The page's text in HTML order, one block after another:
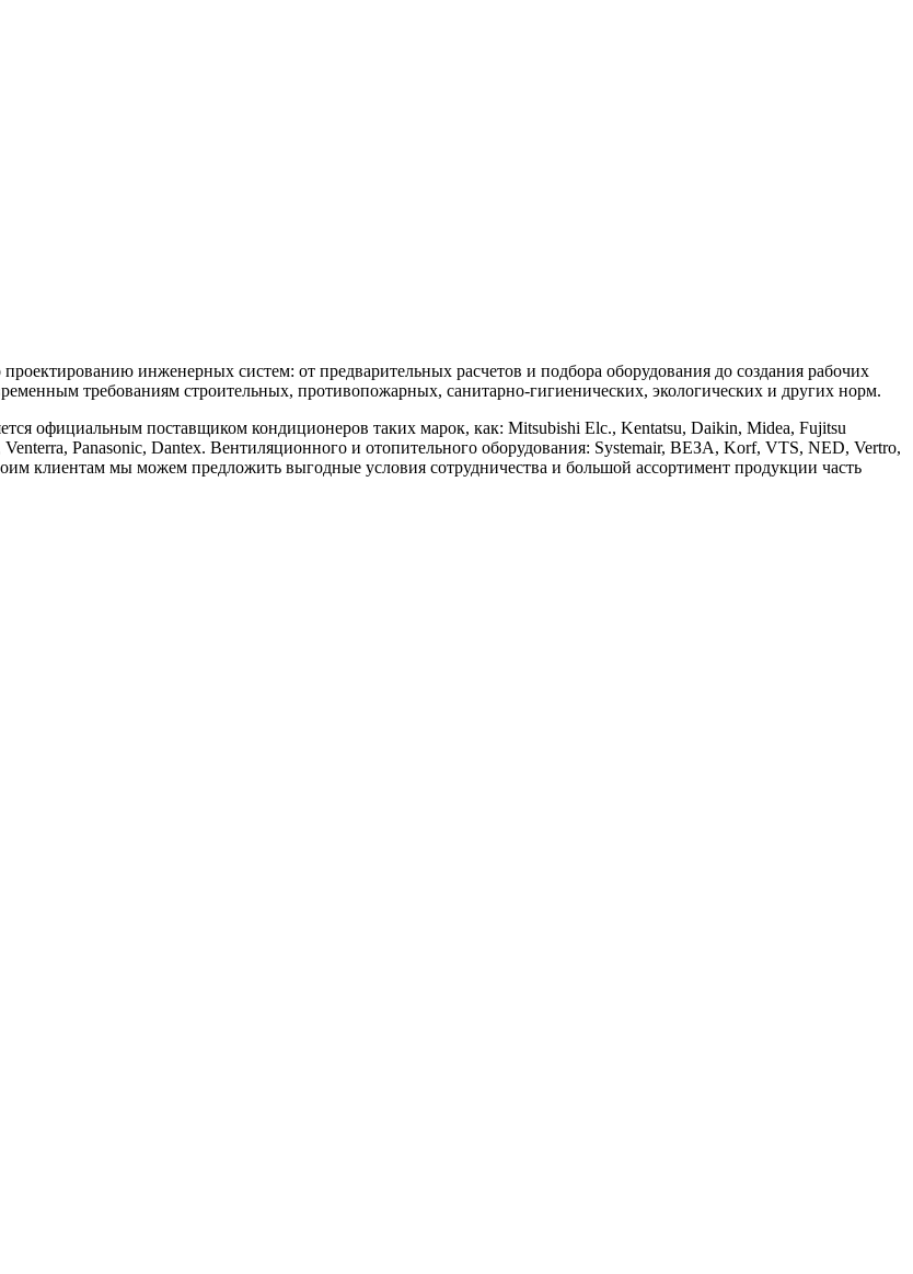
инженерных систем: от предварительных расчетов и подбора оборудования до создания рабочих
требованиям строительных, противопожарных, санитарно-гигиенических, экологических и других норм.
официальным поставщиком кондиционеров таких марок, как: Mitsubishi Elc., Kentatsu, Daikin, Midea, Fujitsu
Panasonic, Dantex. Вентиляционного и отопительного оборудования: Systemair, ВЕЗА, Korf, VTS, NED, Vertro,
клиентам мы можем предложить выгодные условия сотрудничества и большой ассортимент продукции часть